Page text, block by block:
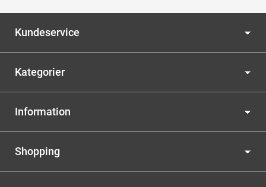
Kundeservice
Kategorier
Information
Shopping